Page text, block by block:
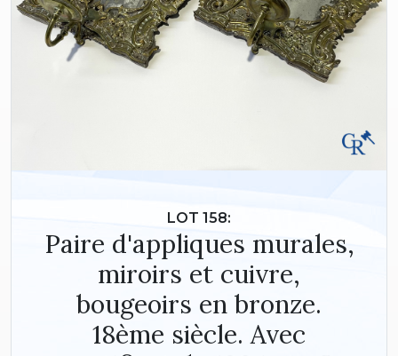
LOT 158:
Paire d'appliques murales,
miroirs et cuivre,
bougeoirs en bronze.
18ème siècle. Avec